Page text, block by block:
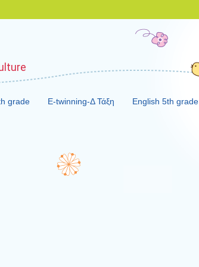
grade E-twinning-Δ Τάξη English 5th grade